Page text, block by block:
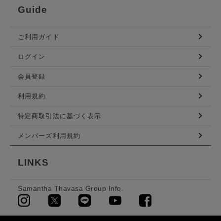
Guide
ご利用ガイド
ログイン
会員登録
利用規約
特定商取引法に基づく表示
メンバーズ利用規約
LINKS
Samantha Thavasa Group Info.